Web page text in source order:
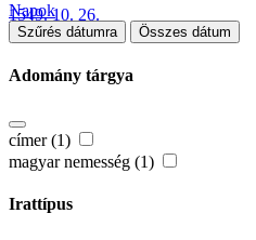
1549. 10. 26.
Napok
Szűrés dátumra Összes dátum
Adomány tárgya
címer (1)
magyar nemesség (1)
Irattípus